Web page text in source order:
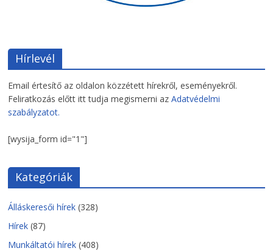
Hírlevél
Email értesítő az oldalon közzétett hírekről, eseményekről.
Feliratkozás előtt itt tudja megismerni azAdatvédelmi
szabályzatot.
[wysija_form id="1"]
Kategóriák
Álláskeresői hírek (328)
Hírek (87)
Munkáltatói hírek (408)